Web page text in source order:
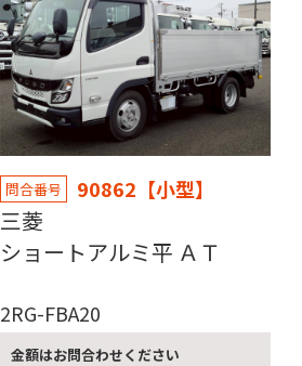
問合番号 90862【小型】
三菱
ショートアルミ平 ＡＴ
2RG-FBA20
金額はお問合わせください